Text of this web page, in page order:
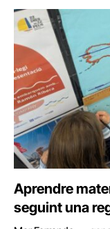
Aprendre
seguint una